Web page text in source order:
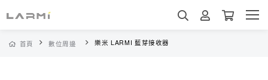
首頁 數位周邊 樂米 LARMI 藍芽接收器